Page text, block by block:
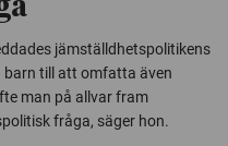
jämställdhetspolitikens
till att omfatta även
man på allvar fram
fråga, säger hon.